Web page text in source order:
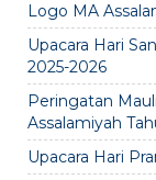
Logo MA
Upacara Hari
2025-2026
Peringatan
Assalamiyah
Upacara Hari